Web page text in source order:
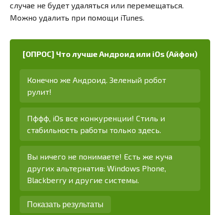
случае не будет удаляться или перемещаться.
Можно удалить при помощи iTunes.
[ОПРОС] Что лучше Андроид или iOs (Айфон)
Конечно же Андроид. Зеленый робот
рулит!
Пффф, iOs все конкуренции! Стиль и
стабильность работы только здесь.
Вы ничего не понимаете! Есть же куча
других альтернатив: Windows Phone,
Blackberry и другие системы.
Показать результаты